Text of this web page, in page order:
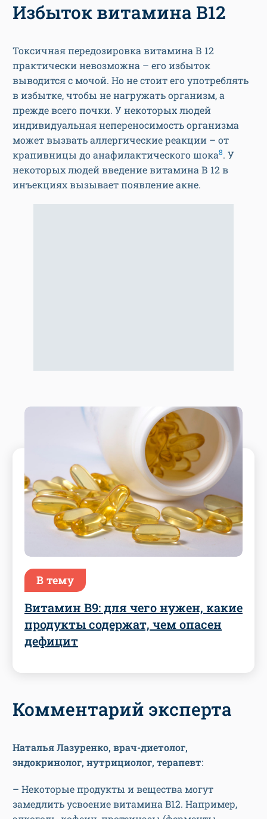
Избыток витамина B12
Токсичная передозировка витамина В 12
практически невозможна – его избыток
выводится с мочой. Но не стоит его употреблять
в избытке, чтобы не нагружать организм, а
прежде всего почки. У некоторых людей
индивидуальная непереносимость организма
может вызвать аллергические реакции – от
крапивницы до анафилактического шока8. У
некоторых людей введение витамина В 12 в
инъекциях вызывает появление акне.
В тему
Витамин B9: для чего нужен, какие
продукты содержат, чем опасен
дефицит
Комментарий эксперта
Наталья Лазуренко, врач-диетолог,
эндокринолог, нутрициолог, терапевт:
– Некоторые продукты и вещества могут
замедлить усвоение витамина B12. Например,